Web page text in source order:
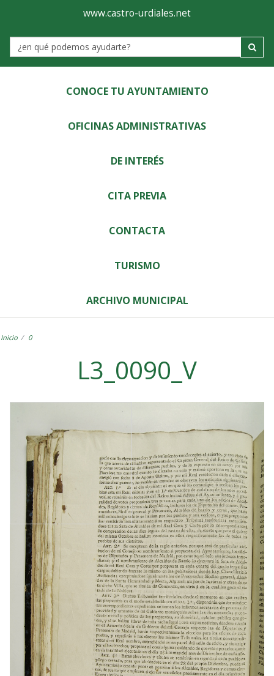
Ayuntamiento
de
Castro-
Urdiales
www.castro-urdiales.net
Label
CONOCE TU AYUNTAMIENTO
OFICINAS ADMINISTRATIVAS
DE INTERÉS
CITA PREVIA
CONTACTA
TURISMO
ARCHIVO MUNICIPAL
Inicio 0
L3_0090_V